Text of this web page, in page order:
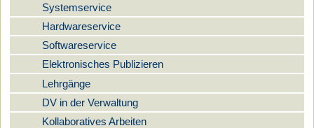
Systemservice
Hardwareservice
Softwareservice
Elektronisches Publizieren
Lehrgänge
DV in der Verwaltung
Kollaboratives Arbeiten